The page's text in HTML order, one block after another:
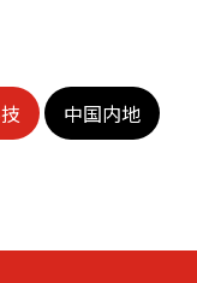
中国内地